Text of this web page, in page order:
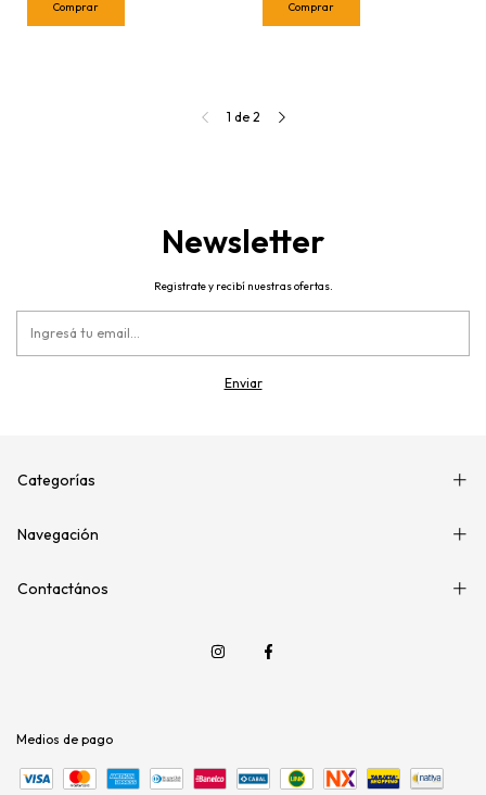
1 de 2
Newsletter
Registrate y recibí nuestras ofertas.
Categorías
Navegación
Contactános
Medios de pago